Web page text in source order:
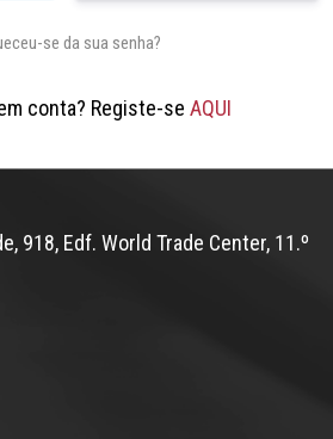
se da sua senha?
conta? Registe-se AQUI
918, Edf. World Trade Center, 11.º